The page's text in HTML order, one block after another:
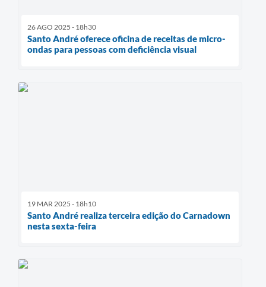
26 AGO 2025 - 18h30
Santo André oferece oficina de receitas de micro-
ondas para pessoas com deficiência visual
19 MAR 2025 - 18h10
Santo André realiza terceira edição do Carnadown
nesta sexta-feira